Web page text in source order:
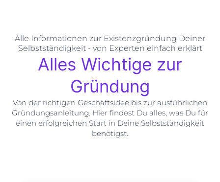
Alle Informationen zur Existenzgründung Deiner
Selbstständigkeit - von Experten einfach erklärt
Alles Wichtige zur
Gründung
Von der richtigen Geschäftsidee bis zur ausführlichen
Gründungsanleitung. Hier findest Du alles, was Du für
einen erfolgreichen Start in Deine Selbstständigkeit
benötigst.